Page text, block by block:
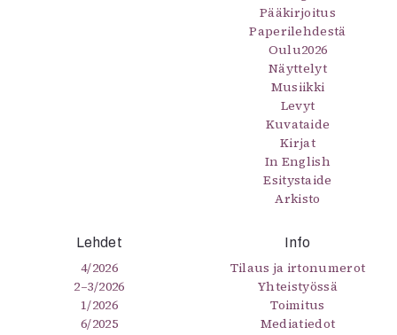
Pääkirjoitus
Paperilehdestä
Oulu2026
Näyttelyt
Musiikki
Levyt
Kuvataide
Kirjat
In English
Esitystaide
Arkisto
Lehdet
4/2026
2–3/2026
1/2026
6/2025
Info
Tilaus ja irtonumerot
Yhteistyössä
Toimitus
Mediatiedot